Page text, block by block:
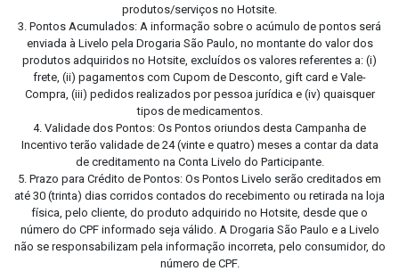
produtos/serviços no Hotsite.
3. Pontos Acumulados: A informação sobre o acúmulo de pontos será
enviada à Livelo pela Drogaria São Paulo, no montante do valor dos
produtos adquiridos no Hotsite, excluídos os valores referentes a: (i)
frete, (ii) pagamentos com Cupom de Desconto, gift card e Vale-
Compra, (iii) pedidos realizados por pessoa jurídica e (iv) quaisquer
tipos de medicamentos.
4. Validade dos Pontos: Os Pontos oriundos desta Campanha de
Incentivo terão validade de 24 (vinte e quatro) meses a contar da data
de creditamento na Conta Livelo do Participante.
5. Prazo para Crédito de Pontos: Os Pontos Livelo serão creditados em
até 30 (trinta) dias corridos contados do recebimento ou retirada na loja
física, pelo cliente, do produto adquirido no Hotsite, desde que o
número do CPF informado seja válido. A Drogaria São Paulo e a Livelo
não se responsabilizam pela informação incorreta, pelo consumidor, do
número de CPF.